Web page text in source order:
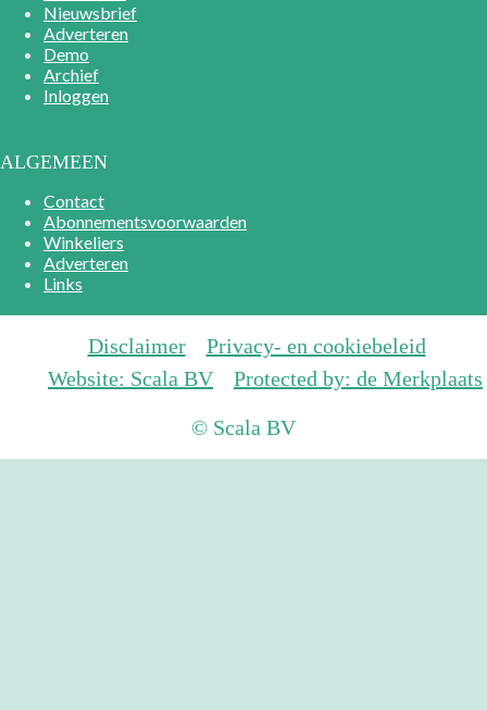
Nieuwsbrief
Adverteren
Demo
Archief
Inloggen
ALGEMEEN
Contact
Abonnementsvoorwaarden
Winkeliers
Adverteren
Links
Disclaimer
Privacy- en cookiebeleid
Website: Scala BV
Protected by: de Merkplaats
© Scala BV